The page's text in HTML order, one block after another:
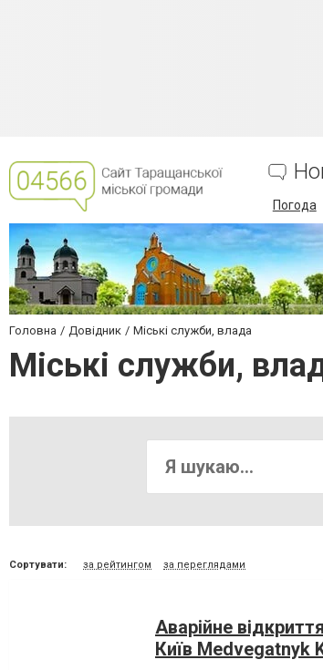
Погода
Головна Довідник Міські служби, влада
Міські служби,
Сортувати: за рейтингом за переглядами
Аварійне
Київ Medvegatnyk